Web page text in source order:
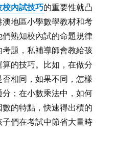
內試技巧的重要性就凸
地區小學數學教材和考
熟知校內試的命題規律
題，私補導師會教給孩
的技巧。比如，在做分
相同，如果不同，怎樣
；在小數乘法中，如何
的特點，快速得出積的
們在考試中節省大量時